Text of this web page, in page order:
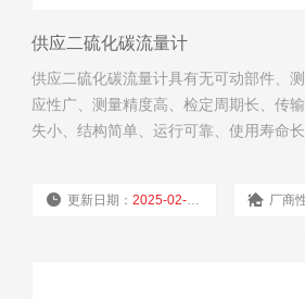
供应二硫化碳流量计
供应二硫化碳流量计具有无可动部件、
应性广、测量精度高、检定周期长、传
失小、结构简单、运行可靠、使用寿命
气等单相流体的工艺计量和节能管理。
更新日期：2025-02-19 厂商